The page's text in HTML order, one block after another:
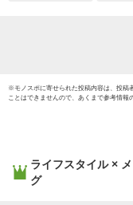
※モノスポに寄せられた投稿内容は、投稿
ことはできませんので、あくまで参考情報
ライフスタイル ×
グ